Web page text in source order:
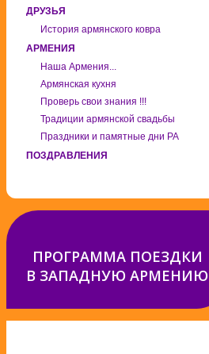
ДРУЗЬЯ
История армянского ковра
АРМЕНИЯ
Наша Армения...
Армянская кухня
Проверь свои знания !!!
Традиции армянской свадьбы
Праздники и памятные дни РА
ПОЗДРАВЛЕНИЯ
ПРОГРАММА ПОЕЗДКИ
В ЗАПАДНУЮ АРМЕНИЮ